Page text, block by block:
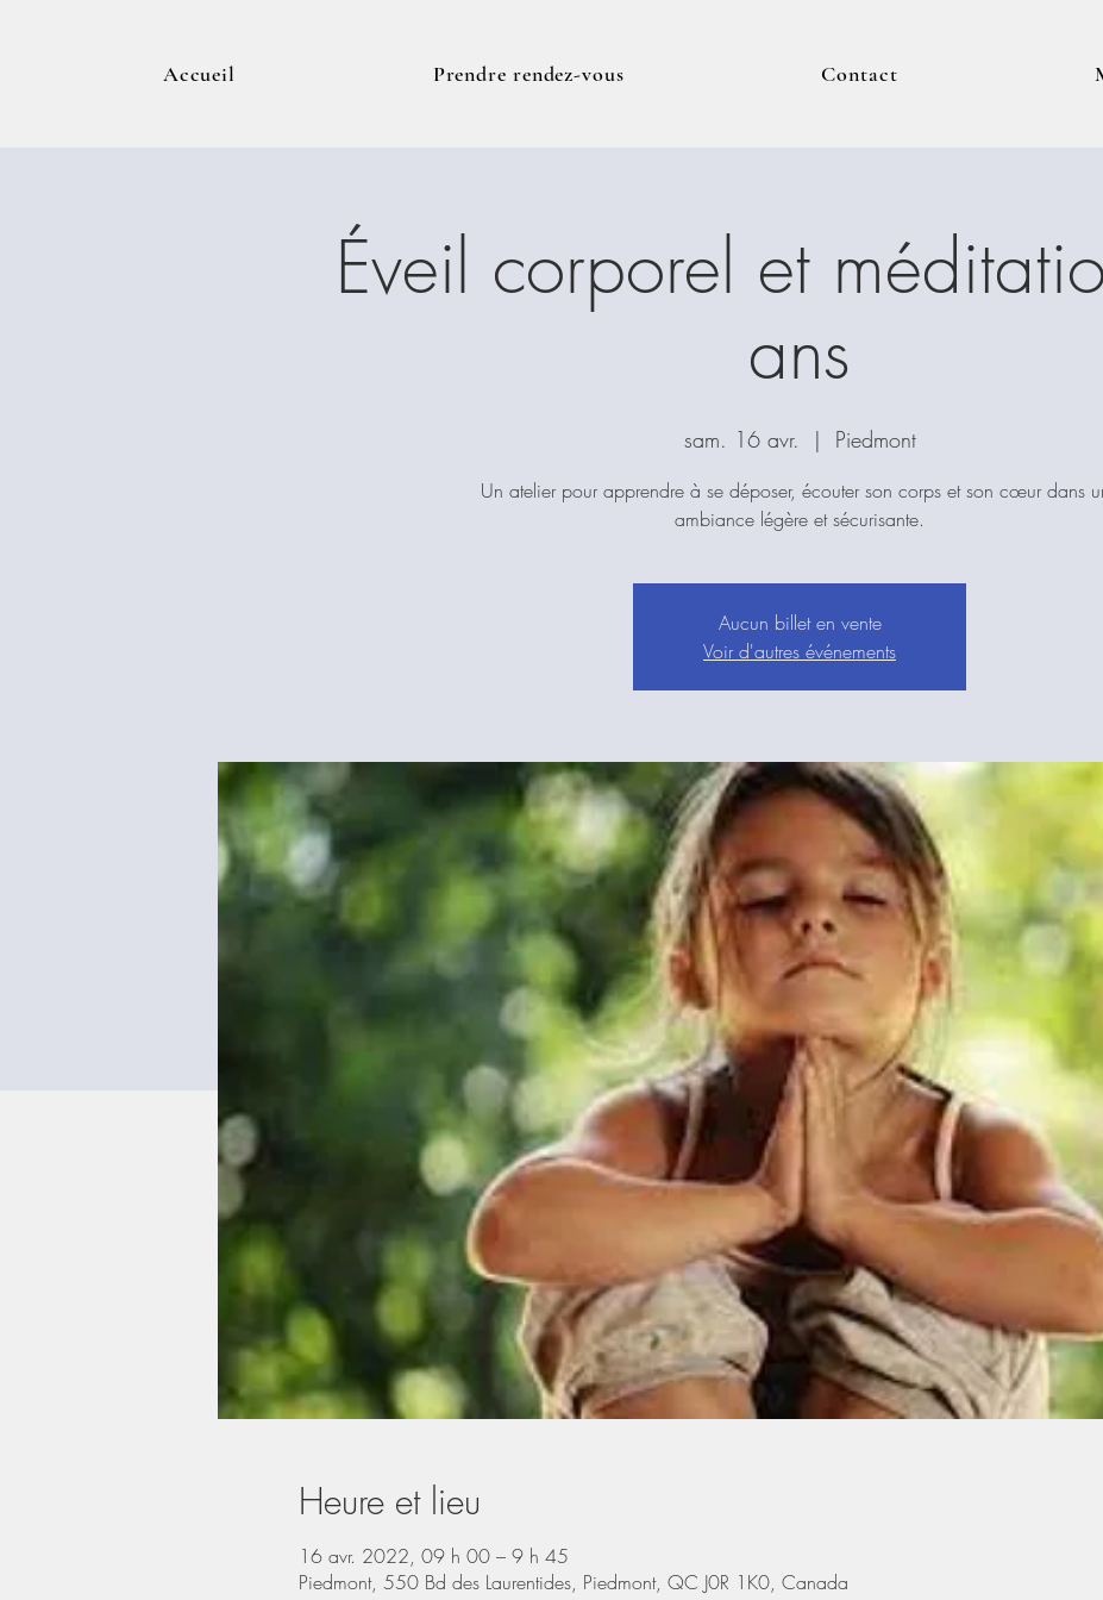
Accueil Prendre rendez-vous Contact
Éveil corporel et
ans
sam. 16 avr.
  |
Piedmont
Un atelier pour apprendre à se déposer, écouter son corps et son cœur dans
ambiance légère et sécurisante.
Aucun billet en vente
Voir d'autres événements
Heure et lieu
16 avr. 2022, 09 h 00 – 9 h 45
Piedmont, 550 Bd des Laurentides, Piedmont, QC J0R 1K0, Canada